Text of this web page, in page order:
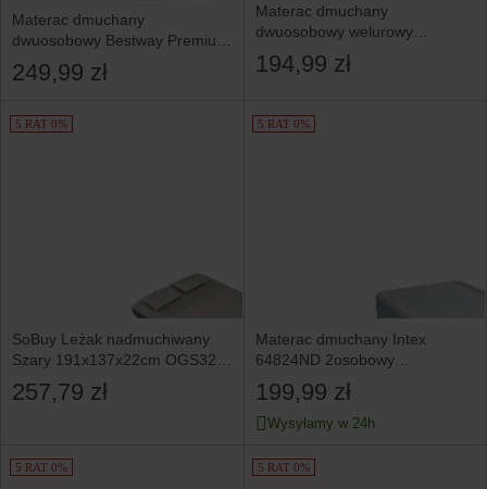
Materac dmuchany
dwuosobowy Bestway Premium
łóżko do spania z pompką 230V
249,99 zł
Materac dmuchany
dwuosobowy welurowy
z pompką Intex
194,99 zł
5 RAT 0%
SoBuy Leżak nadmuchiwany
Szary 191x137x22cm OGS32-
II-L-GR-P01
257,79 zł
5 RAT 0%
Materac dmuchany Intex
64824ND 2osobowy
203x152x46 cm łóżko
z pompką
199,99 zł
Wysyłamy w 24h
5 RAT 0% 5 RAT 0%